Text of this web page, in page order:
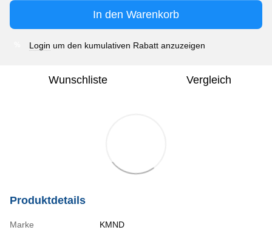
In den Warenkorb
Login um den kumulativen Rabatt anzuzeigen
Wunschliste Vergleich
Produktdetails
Marke
KMND